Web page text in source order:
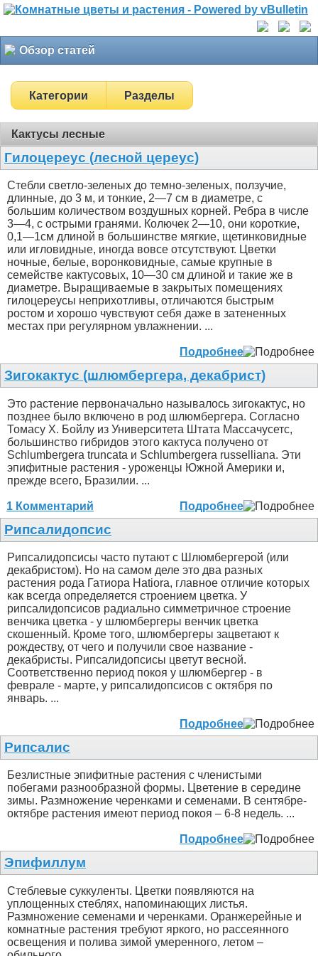
Обзор статей
Категории Разделы
Кактусы лесные
Гилоцереус (лесной цереус)
Стебли светло-зеленых до темно-зеленых, ползучие,
длинные, до 3 м, и тонкие, 2—7 см в диаметре, с
большим количеством воздушных корней. Ребра в числе
3—4, с острыми гранями. Колючек 2—10, они короткие,
0,1—1см длиной в большинстве мягкие, щетинковидные
или игловидные, иногда вовсе отсутствуют. Цветки
ночные, белые, воронковидные, самые крупные в
семействе кактусовых, 10—30 см длиной и такие же в
диаметре. Выращиваемые в закрытых помещениях
гилоцереусы неприхотливы, отличаются быстрым
ростом и хорошо чувствуют себя даже в затененных
местах при регулярном увлажнении. ...
Подробнее
Зигокактус (шлюмбергера, декабрист)
Это растение первоначально называлось зигокактус, но
позднее было включено в род шлюмбергера. Согласно
Томасу Х. Бойлу из Университета Штата Массачусетс,
большинство гибридов этого кактуса получено от
Schlumbergera truncata и Schlumbergera russelliana. Эти
эпифитные растения - уроженцы Южной Америки и,
прежде всего, Бразилии. ...
1 Комментарий Подробнее
Рипсалидопсис
Рипсалидопсисы часто путают с Шлюмбергерой (или
декабристом). Но на самом деле это два разных
растения рода Гатиора Hatiora, главное отличие которых
как всегда определяется строением цветка. У
рипсалидопсисов радиально симметричное строение
венчика цветка - у шлюмбергеры венчик цветка
скошенный. Кроме того, шлюмбергеры зацветают к
рождеству, от чего и получили свое название -
декабристы. Рипсалидопсисы цветут весной.
Соответственно период покоя у шлюмбергер - в
феврале - марте, у рипсалидопсисов с октября по
январь. ...
Подробнее
Рипсалис
Безлистные эпифитные растения с членистыми
побегами разнообразной формы. Цветение в середине
зимы. Размножение черенками и семенами. В сентябре-
октябре растения имеют период покоя – 6-8 недель. ...
Подробнее
Эпифиллум
Стеблевые суккуленты. Цветки появляются на
уплощенных стеблях, напоминающих листья.
Размножение семенами и черенками. Оранжерейные и
комнатные растения требуют яркого, но рассеянного
освещения и полива зимой умеренного, летом –